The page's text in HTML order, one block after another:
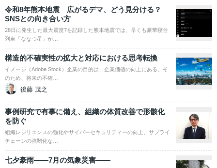
令和8年熊本地震 広がるデマ、どう見分ける？
SNSとの向き合い方
28日に発生した最大震度7を記録した熊本地震では、早くも豪華寝台
列車「ななつ星」が…
構造的不確実性の拡大と対応における思考転換
イメージ（Adobe Stock）企業の目的は、企業価値の向上にある。そ
のため、将来の不確…
後藤 茂之
事例研究で有事に備え、組織の体質改善で形骸化
を防ぐ
組織レジリエンスの強化やサイバーセキュリティーの向上、サプライ
チェーンの強靭化な…
七夕豪雨――7月の気象災害――